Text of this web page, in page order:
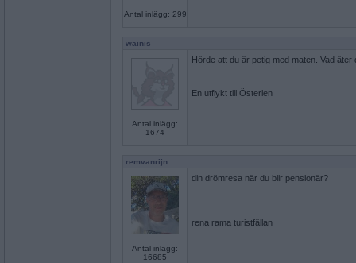
Antal inlägg: 299
wainis
Antal inlägg:
1674
Hörde att du är petig med maten. Vad äter
En utflykt till Österlen
remvanrijn
Antal inlägg:
16685
din drömresa när du blir pensionär?
rena rama turistfällan